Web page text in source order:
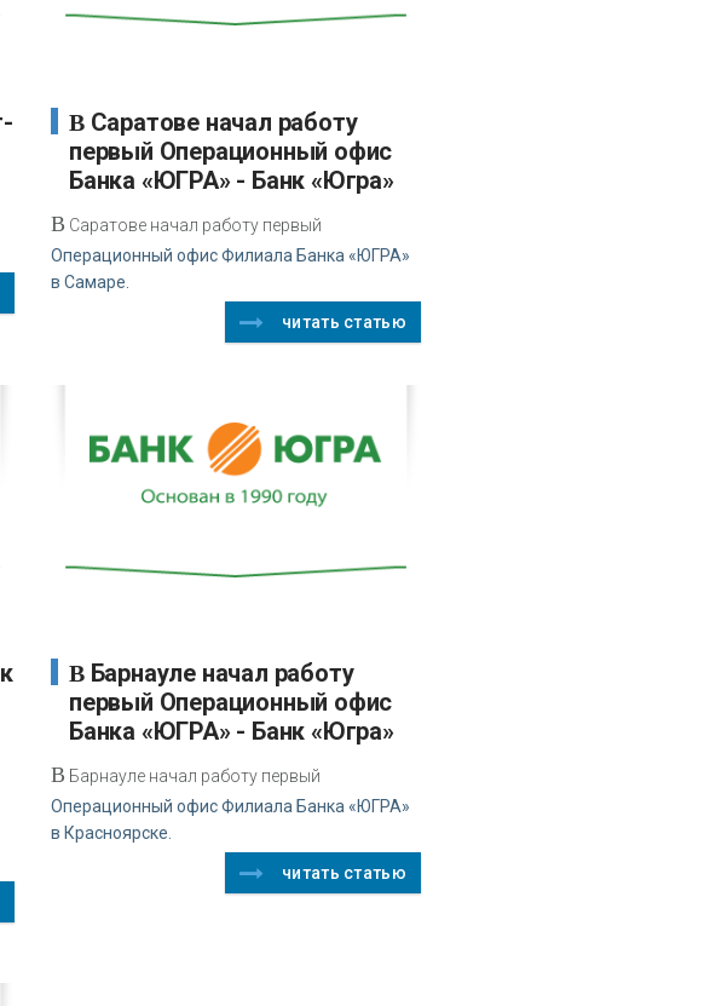
В Саратове начал работу
первый Операционный офис
Банка «ЮГРА» - Банк «Югра»
В Саратове начал работу первый
Операционный офис Филиала Банка «ЮГРА»
в Самаре.
читать статью
В Барнауле начал работу
первый Операционный офис
Банка «ЮГРА» - Банк «Югра»
В Барнауле начал работу первый
Операционный офис Филиала Банка «ЮГРА»
в Красноярске.
читать статью